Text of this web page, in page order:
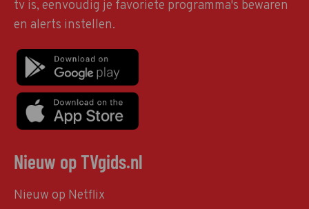
tv is, eenvoudig je favoriete programma's bewaren
en alerts instellen.
Nieuw op TVgids.nl
Nieuw op Netflix